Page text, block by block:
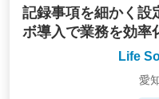
記録事項を細かく設
ボ導入で業務を効率
Life
愛